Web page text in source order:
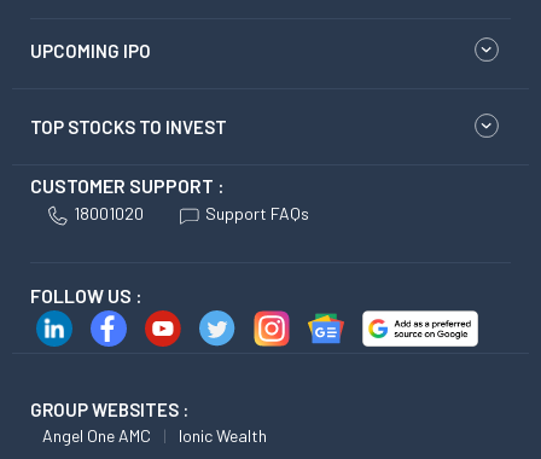
UPCOMING IPO
TOP STOCKS TO INVEST
CUSTOMER SUPPORT :
18001020 Support FAQs
FOLLOW US :
GROUP WEBSITES :
Angel One AMC Ionic Wealth